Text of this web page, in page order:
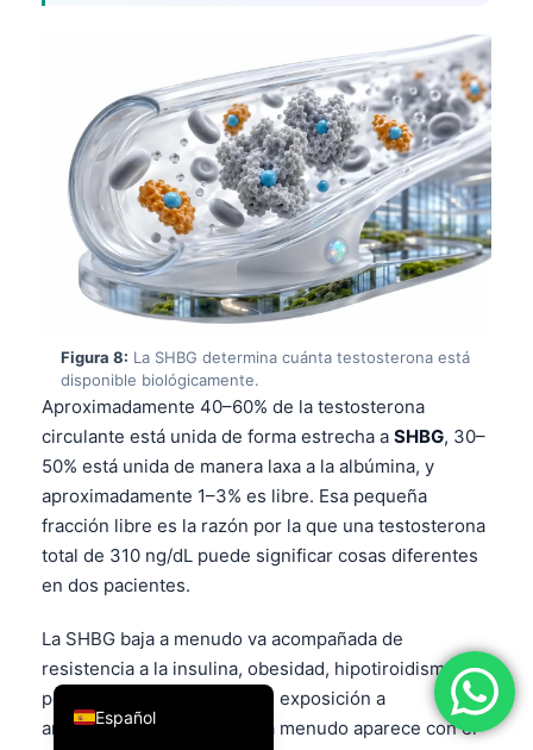
Figura 8: La SHBG determina cuánta testosterona está
disponible biológicamente.
Aproximadamente 40–60% de la testosterona
circulante está unida de forma estrecha a SHBG, 30–
50% está unida de manera laxa a la albúmina, y
aproximadamente 1–3% es libre. Esa pequeña
fracción libre es la razón por la que una testosterona
total de 310 ng/dL puede significar cosas diferentes
en dos pacientes.
La SHBG baja a menudo va acompañada de
resistencia a la insulina, obesidad, hipotiroidismo,
pérdida proteica nefrótica o exposición a
andrógenos. La SHBG alta a menudo aparece con el
Español
English
Deutsch
العربية
Français
עִבְרִית
Português
Ελληνικά
Türkçe
Română
简体中文
فارسی
Български
Dansk
Nederlands